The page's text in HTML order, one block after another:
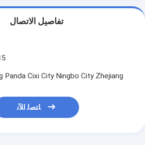
تفاصيل الاتصال
Panda Cixi City Ningbo City Zhejiang
ﺎﺘﺼﻟ ﺍﻶﻧ